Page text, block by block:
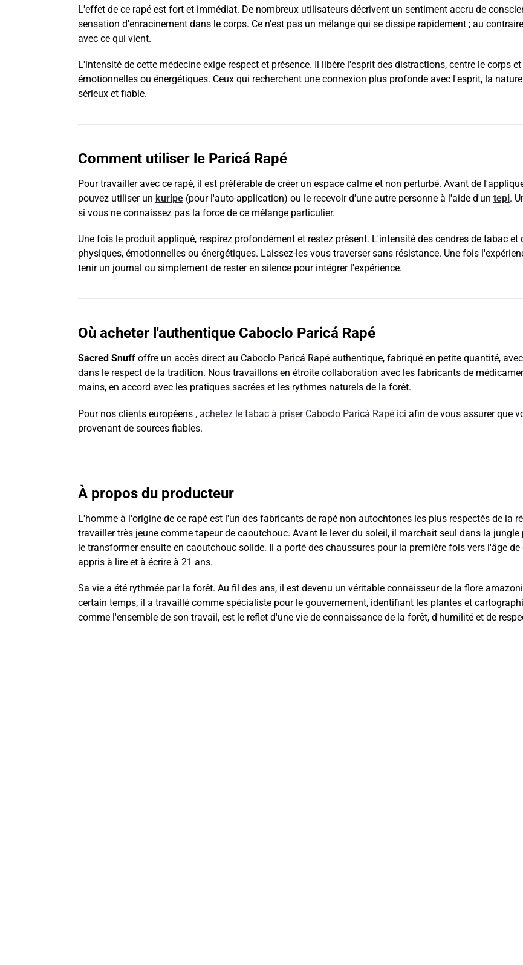
L'effet de ce rapé est fort et immédiat. De nombreux utilisateurs décrivent un sentiment accru de
sensation d'enracinement dans le corps. Ce n'est pas un mélange qui se dissipe rapidement ; au
avec ce qui vient.
L'intensité de cette médecine exige respect et présence. Il libère l'esprit des distractions, centre le corps
émotionnelles ou énergétiques. Ceux qui recherchent une connexion plus profonde avec l'esprit, la
sérieux et fiable.
Comment utiliser le Paricá Rapé
Pour travailler avec ce rapé, il est préférable de créer un espace calme et non perturbé. Avant de
pouvez utiliser un kuripe(pour l'auto-application) ou le recevoir d'une autre personne à l'aide d'un tepi.
si vous ne connaissez pas la force de ce mélange particulier.
Une fois le produit appliqué, respirez profondément et restez présent. L'intensité des cendres de tabac
physiques, émotionnelles ou énergétiques. Laissez-les vous traverser sans résistance. Une fois
tenir un journal ou simplement de rester en silence pour intégrer l'expérience.
Où acheter l'authentique Caboclo Paricá Rapé
Sacred Snuffoffre un accès direct au Caboclo Paricá Rapé authentique, fabriqué en petite quantité,
dans le respect de la tradition. Nous travaillons en étroite collaboration avec les fabricants de
mains, en accord avec les pratiques sacrées et les rythmes naturels de la forêt.
Pour nos clients européens , achetez le tabac à priser Caboclo Paricá Rapé ici afin de vous assurer que
provenant de sources fiables.
À propos du producteur
L'homme à l'origine de ce rapé est l'un des fabricants de rapé non autochtones les plus respectés de la
travailler très jeune comme tapeur de caoutchouc. Avant le lever du soleil, il marchait seul dans la
le transformer ensuite en caoutchouc solide. Il a porté des chaussures pour la première fois vers l'âge
appris à lire et à écrire à 21 ans.
Sa vie a été rythmée par la forêt. Au fil des ans, il est devenu un véritable connaisseur de la flore
certain temps, il a travaillé comme spécialiste pour le gouvernement, identifiant les plantes et
comme l'ensemble de son travail, est le reflet d'une vie de connaissance de la forêt, d'humilité et de